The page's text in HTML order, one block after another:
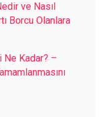
ve Nasıl
Borcu Olanlara
Ne Kadar? –